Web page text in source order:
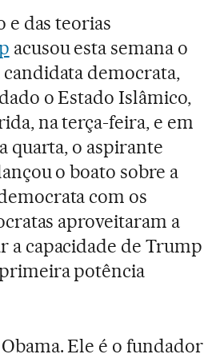
e das teorias
acusou esta semana o
democrata,
o Estado Islâmico,
na terça-feira, e em
quarta, o aspirante
o boato sobre a
com os
aproveitaram a
capacidade de Trump
potência
Ele é o fundador